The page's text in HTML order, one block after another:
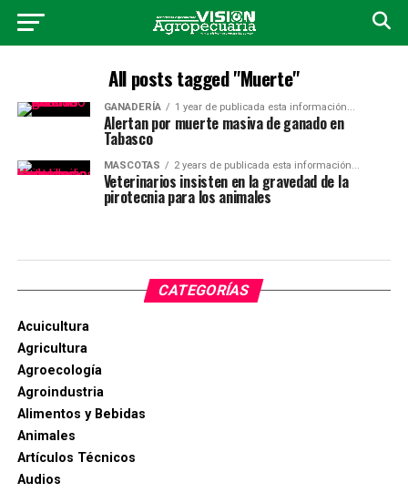
All posts tagged "Muerte"
GANADERÍA 1 year de publicada esta información...
Alertan por muerte masiva de ganado en
Tabasco
MASCOTAS 2 years de publicada esta información...
Veterinarios insisten en la gravedad de la
pirotecnia para los animales
CATEGORÍAS
Acuicultura
Agricultura
Agroecología
Agroindustria
Alimentos y Bebidas
Animales
Artículos Técnicos
Audios